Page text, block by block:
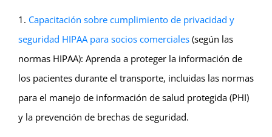
1. Capacitación sobre cumplimiento de privacidad y
seguridad HIPAA para socios comerciales(según las
normas HIPAA): Aprenda a proteger la información de
los pacientes durante el transporte, incluidas las normas
para el manejo de información de salud protegida (PHI)
y la prevención de brechas de seguridad.